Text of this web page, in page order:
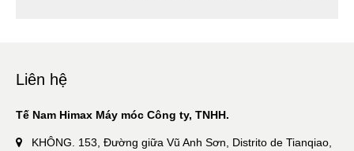
Liên hệ
Tế Nam Himax Máy móc Công ty, TNHH.
KHÔNG. 153, Đường giữa Vũ Anh Sơn, Distrito de Tianqiao,